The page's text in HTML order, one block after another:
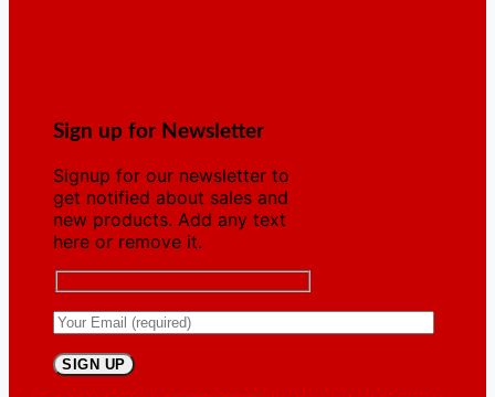
Sign up for Newsletter
Signup for our newsletter to
get notified about sales and
new products. Add any text
here or remove it.